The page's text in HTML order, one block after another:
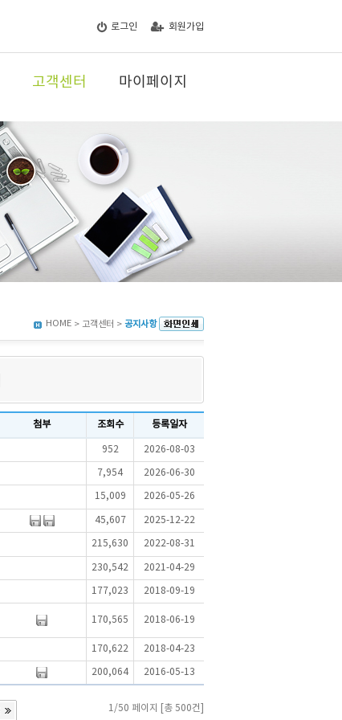
로그인 회원가입
고객센터 마이페이지
HOME > 고객센터 > 공지사항
첨부 조회수 등록일자
952 2026-08-03
7,954 2026-06-30
15,009 2026-05-26
45,607 2025-12-22
215,630 2022-08-31
230,542 2021-04-29
177,023 2018-09-19
170,565 2018-06-19
170,622 2018-04-23
200,064 2016-05-13
1/50 페이지 [총 500건]